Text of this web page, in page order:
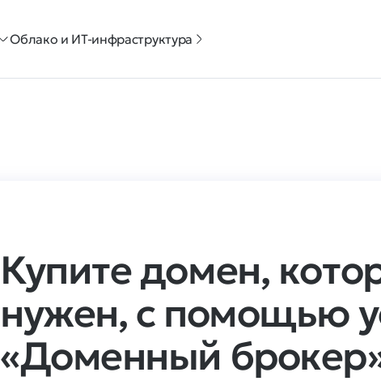
Облако и ИТ-инфраструктура
Купите домен,
нужен, с помощью
«Доменный